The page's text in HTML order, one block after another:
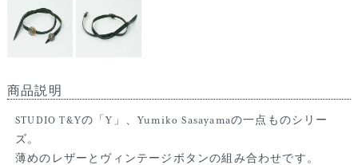
商品説明
STUDIO T&Yの「Y」、Yumiko Sasayamaの一点ものシリー
ズ。
薄めのレザーとヴィンテージボタンの組み合わせです。